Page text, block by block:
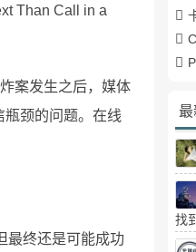
Than Call in a
案发生之后，媒体
颈的问题。在线
最终还是可能成功
最
找